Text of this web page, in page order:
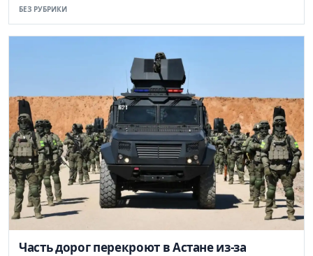
БЕЗ РУБРИКИ
Часть дорог перекроют в Астане из-за